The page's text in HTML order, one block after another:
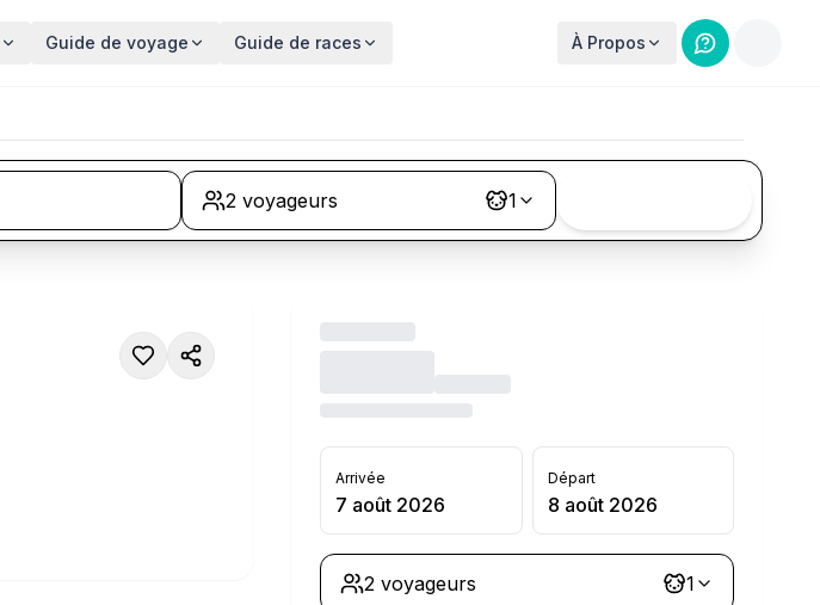
Guide de voyage Guide de races À Propos
2 voyageurs 1
Arrivée
7 août 2026
Départ
8 août 2026
2 voyageurs 1